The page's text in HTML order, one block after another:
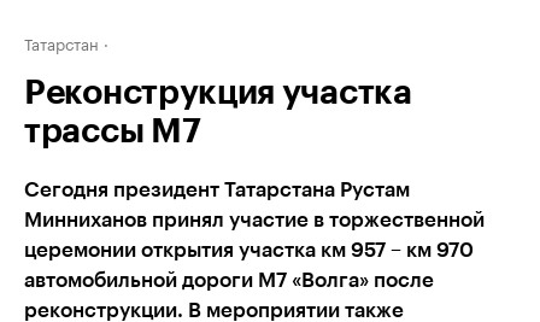
Татарстан
Реконструкция участка
трассы М7
Сегодня президент Татарстана Рустам
Минниханов принял участие в торжественной
церемонии открытия участка км 957 – км 970
автомобильной дороги М7 «Волга» после
реконструкции. В мероприятии также